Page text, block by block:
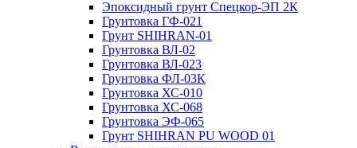
Эпоксидный грунт Спецкор-ЭП 2К
Грунтовка ГФ-021
Грунт SHIHRAN-01
Грунтовка ВЛ-02
Грунтовка ВЛ-023
Грунтовка ФЛ-03К
Грунтовка ХС-010
Грунтовка ХС-068
Грунтовка ЭФ-065
Грунт SHIHRAN PU WOOD 01